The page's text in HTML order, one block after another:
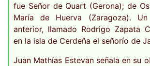
fue Señor de Quart (Gerona); de
María de Huerva (Zaragoza).
anterior, llamado Rodrigo Zapata
en la isla de Cerdeña el señorío de
Juan Mathías Estevan señala en su